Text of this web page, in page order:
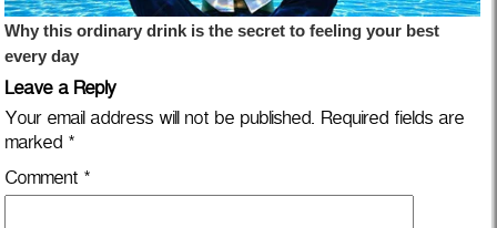
Leave a Reply
Your email address will not be published. Required fields are
marked *
Comment *